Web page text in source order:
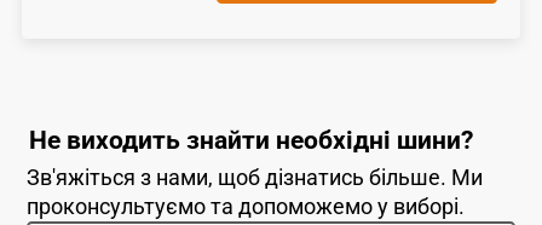
Не виходить знайти необхідні шини?
Зв'яжіться з нами, щоб дізнатись більше. Ми
проконсультуємо та допоможемо у виборі.